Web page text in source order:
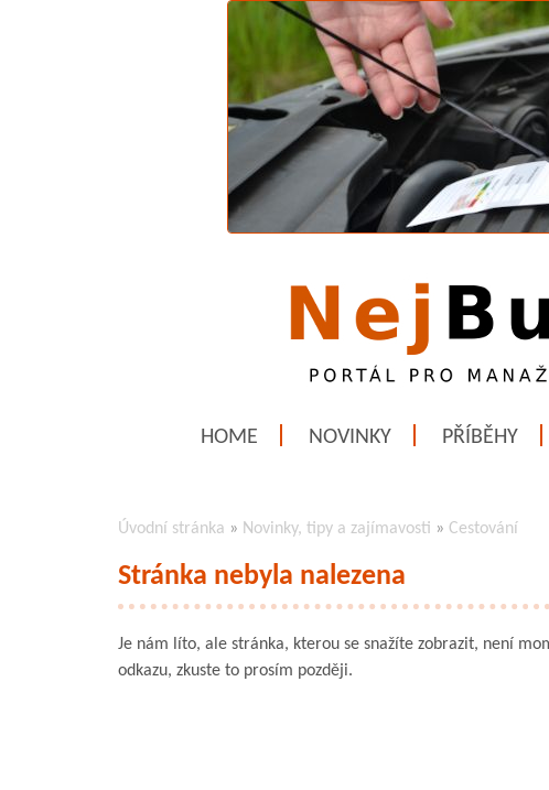
HOME NOVINKY PŘÍBĚHY
Úvodní stránka » Novinky, tipy a zajímavosti » Cestování
Stránka nebyla nalezena
Je nám líto, ale stránka, kterou se snažíte zobrazit, není
odkazu, zkuste to prosím později.